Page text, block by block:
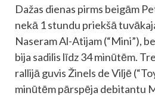
Dažas dienas pirms beigām
nekā 1 stundu priekšā
Naseram Al-Atijam (“Mini”),
bija sadilis līdz 34 minūtēm.
rallijā guvis Žinels de Viljē
minūtēm pārspēja debitantu